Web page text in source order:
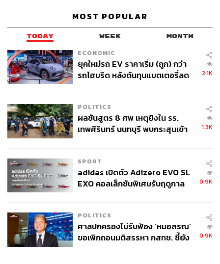
MOST POPULAR
TODAY WEEK MONTH
ECONOMIC
ยุคใหม่รถ EV ราคาเริ่ม (ถูก) กว่า
รถไฮบริด หลังต้นทุนแบตเตอรี่ลด
2.1K
POLITICS
ผลชันสูตร 8 ศพ เหตุยิงใน รร.
เทพศิรินทร์ นนทบุรี พบกระสุนเข้า
1.3K
SPORT
adidas เปิดตัว Adizero EVO SL
EXO คอลเล็กชันพิเศษรับฤดูกาล
0.9K
POLITICS
ศาลปกครองไม่รับฟ้อง ‘หมอสรณ’
ขอเพิกถอนมติสรรหา กสทช. ชี้ยัง
0.9K